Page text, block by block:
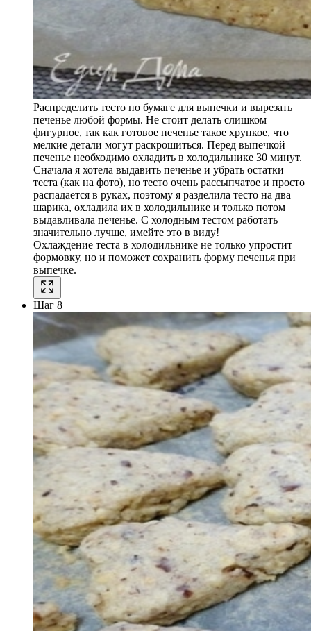
Распределить тесто по бумаге для выпечки и вырезать
печенье любой формы. Не стоит делать слишком
фигурное, так как готовое печенье такое хрупкое, что
мелкие детали могут раскрошиться. Перед выпечкой
печенье необходимо охладить в холодильнике 30 минут.
Сначала я хотела выдавить печенье и убрать остатки
теста (как на фото), но тесто очень рассыпчатое и просто
распадается в руках, поэтому я разделила тесто на два
шарика, охладила их в холодильнике и только потом
выдавливала печенье. С холодным тестом работать
значительно лучше, имейте это в виду!
Охлаждение теста в холодильнике не только упростит
формовку, но и поможет сохранить форму печенья при
выпечке.
Шаг 8